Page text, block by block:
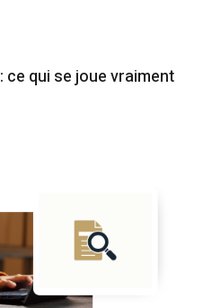
qui se joue vraiment